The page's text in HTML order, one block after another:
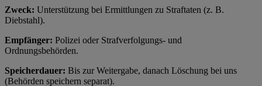
Zweck: Unterstützung bei Ermittlungen zu Straftaten (z. B.
Diebstahl).
Empfänger: Polizei oder Strafverfolgungs- und
Ordnungsbehörden.
Speicherdauer: Bis zur Weitergabe, danach Löschung bei uns
(Behörden speichern separat).